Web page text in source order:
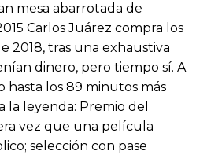
mesa abarrotada de
Carlos Juárez compra los
2018, tras una exhaustiva
dinero, pero tiempo sí. A
hasta los 89 minutos más
leyenda: Premio del
vez que una película
selección con pase